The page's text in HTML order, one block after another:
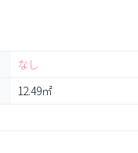
なし
12.49㎡